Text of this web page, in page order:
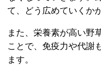
て、どう広めていくか
また、栄養素が高い野
ことで、免疫力や代謝
ます。